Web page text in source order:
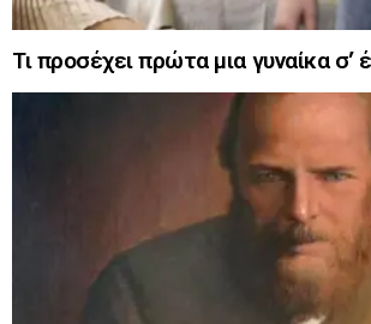
Τι προσέχει πρώτα μια γυναίκα σ’